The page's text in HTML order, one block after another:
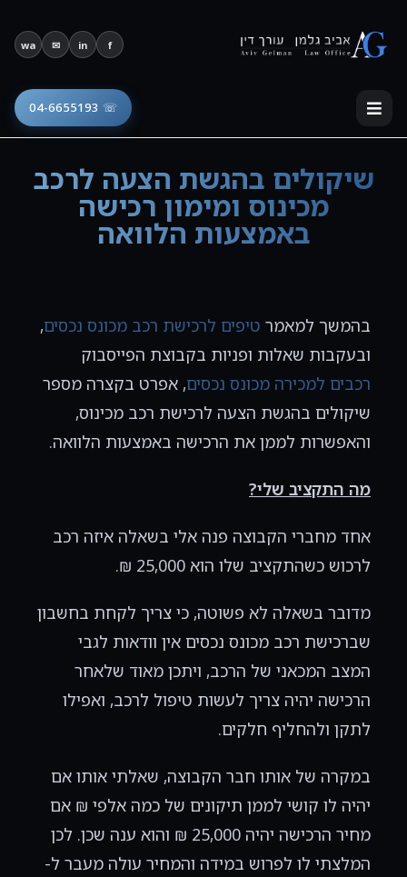
פתח סרגל נגישות
☏ 04-6655193
f
in
✉
wa
שיקולים בהגשת הצעה לרכב
מכינוס ומימון רכישה
באמצעות הלוואה
בהמשך למאמר טיפים לרכישת רכב מכונס נכסים,
ובעקבות שאלות ופניות בקבוצת הפייסבוק
רכבים למכירה מכונס נכסים, אפרט בקצרה מספר
שיקולים בהגשת הצעה לרכישת רכב מכינוס,
והאפשרות לממן את הרכישה באמצעות הלוואה.
מה התקציב שלי?
אחד מחברי הקבוצה פנה אלי בשאלה איזה רכב
לרכוש כשהתקציב שלו הוא 25,000 ₪.
מדובר בשאלה לא פשוטה, כי צריך לקחת בחשבון
שברכישת רכב מכונס נכסים אין וודאות לגבי
המצב המכאני של הרכב, ויתכן מאוד שלאחר
הרכישה יהיה צריך לעשות טיפול לרכב, ואפילו
לתקן ולהחליף חלקים.
במקרה של אותו חבר הקבוצה, שאלתי אותו אם
יהיה לו קושי לממן תיקונים של כמה אלפי ₪ אם
מחיר הרכישה יהיה 25,000 ₪ והוא ענה שכן. לכן
המלצתי לו לפרוש במידה והמחיר עולה מעבר ל-